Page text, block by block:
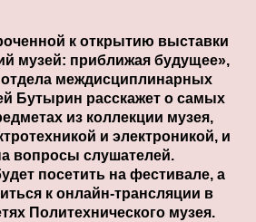
к открытию выставки
музей: приближая будущее»,
междисциплинарных
Бутырин расскажет о самых
из коллекции музея,
и электроникой, и
вопросы слушателей.
посетить на фестивале, а
к онлайн-трансляции в
Политехнического музея.